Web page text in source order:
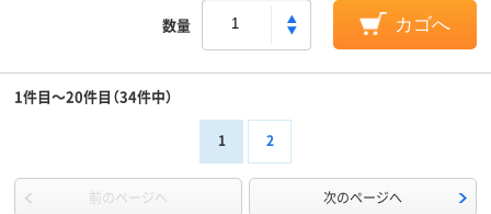
数量 カゴへ
1件目～20件目（34件中）
1 2
前のページへ 次のページへ